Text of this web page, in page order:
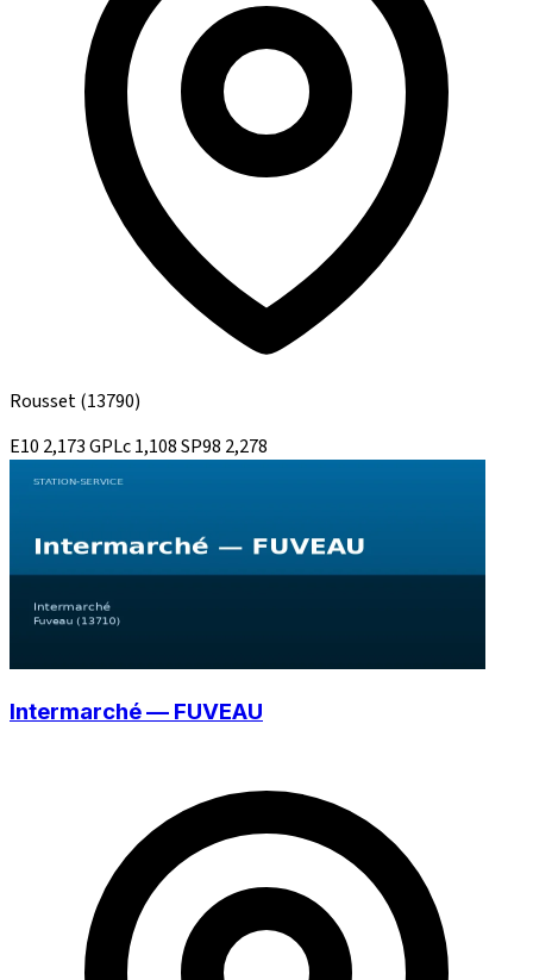
Rousset(13790)
E10 2,173GPLc1,108SP98 2,278
Intermarché — FUVEAU